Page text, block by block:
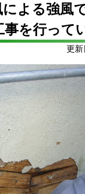
よる強風
を行って
更新